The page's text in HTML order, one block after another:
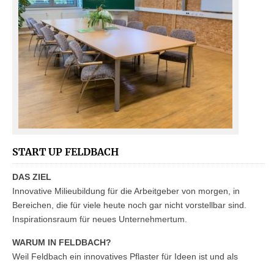
START UP FELDBACH
DAS ZIEL
Innovative Milieubildung für die Arbeitgeber von morgen, in
Bereichen, die für viele heute noch gar nicht vorstellbar sind.
Inspirationsraum für neues Unternehmertum.
WARUM IN FELDBACH?
Weil Feldbach ein innovatives Pflaster für Ideen ist und als